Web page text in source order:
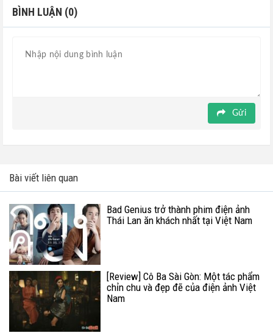
BÌNH LUẬN (0)
Gửi
Bài viết liên quan
Bad Genius trở thành phim điện ảnh
Thái Lan ăn khách nhất tại Việt Nam
[Review] Cô Ba Sài Gòn: Một tác phẩm
chỉn chu và đẹp đẽ của điện ảnh Việt
Nam